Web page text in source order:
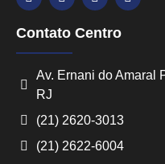
Contato Centro
Av. Ernani do Amaral
RJ
(21) 2620-3013
(21) 2622-6004